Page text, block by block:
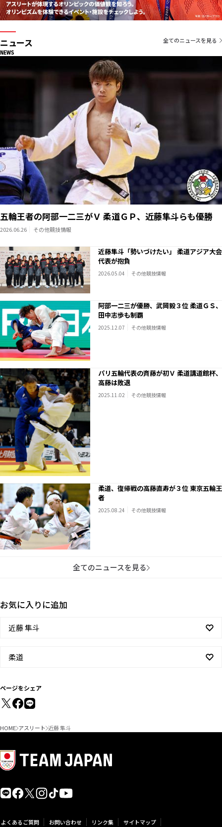
ニュース
NEWS
全てのニュースを見る
五輪王者の阿部一二三がＶ 柔道ＧＰ、近藤隼斗らも優勝
2026.06.26 その他競技情報
近藤隼斗「勢いづけたい」 柔道アジア大会
代表が抱負
2026.05.04 その他競技情報
阿部一二三が優勝、武岡毅３位 柔道ＧＳ、
田中志歩も制覇
2025.12.07 その他競技情報
パリ五輪代表の斉藤が初Ｖ 柔道講道館杯、
高藤は敗退
2025.11.02 その他競技情報
柔道、復帰戦の高藤直寿が３位 東京五輪王
者
2025.08.24 その他競技情報
全てのニュースを見る
お気に入りに追加
近藤 隼斗
柔道
ページをシェア
HOME アスリート 近藤 隼斗
よくあるご質問 お問い合わせ リンク集 サイトマップ